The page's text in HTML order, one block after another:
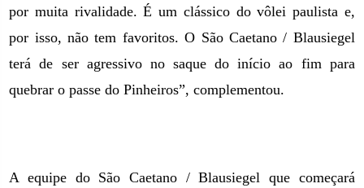
por muita rivalidade. É um clássico do vôlei paulista e,
por isso, não tem favoritos. O São Caetano / Blausiegel
terá de ser agressivo no saque do início ao fim para
quebrar o passe do Pinheiros”, complementou.
A equipe do São Caetano / Blausiegel que começará